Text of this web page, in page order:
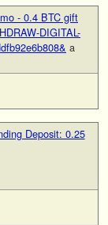
- 0.4 BTC gift
DIGITAL-
a
Deposit: 0.25